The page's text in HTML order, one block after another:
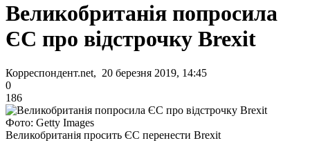
Великобританія попросила
ЄС про відстрочку Brexit
Корреспондент.net, 20 березня 2019, 14:45
0
186
Фото: Getty Images
Великобританія просить ЄС перенести Brexit